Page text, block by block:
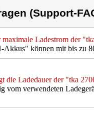
(Support-
maximale Ladestrom der
können mit bis zu
die Ladedauer der "tka
vom verwendeten